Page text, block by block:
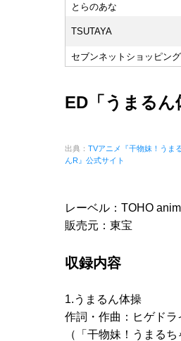
とらのあな
TSUTAYA
セブンネットショッピング
ED「うまるん
出典： TVアニメ『干物妹！うま
んR』公式サイト
レーベル：TOHO
販売元：東宝
収録内容
1.うまるん体操
作詞・作曲：ヒゲド
（「干物妹！うまる